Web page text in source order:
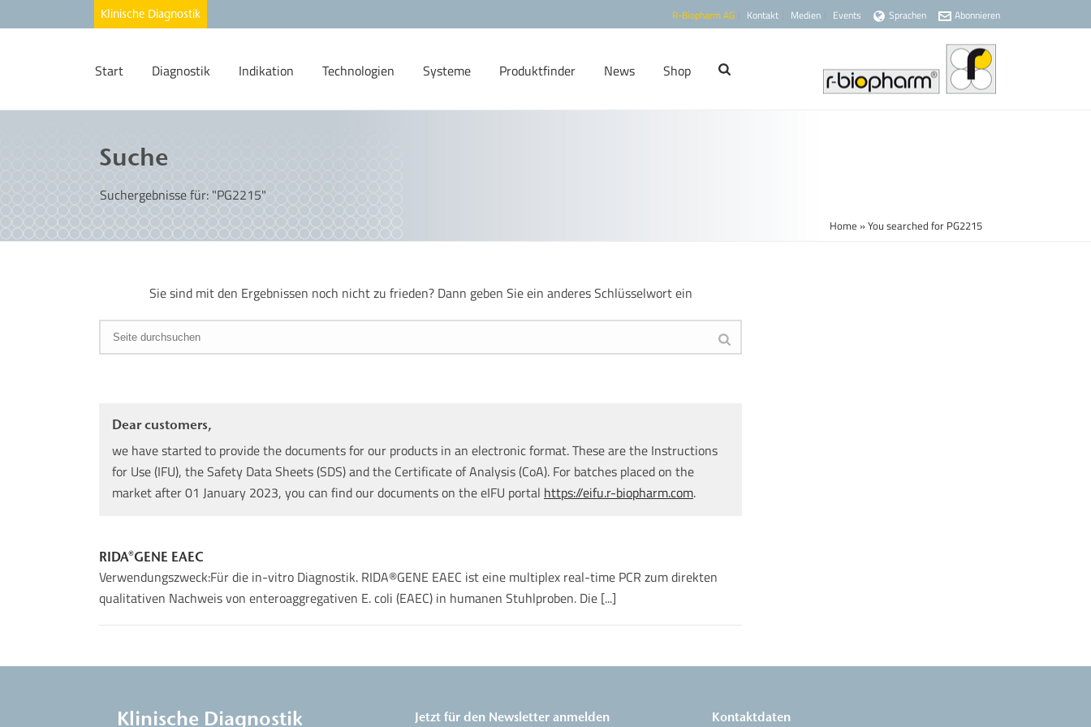
R-Biopharm AG Kontakt Medien Events Sprachen Abonnieren
Start Diagnostik Indikation Technologien Systeme Produktfinder News Shop
Suche
Suchergebnisse für: "PG2215"
Home »You searched for PG2215
Sie sind mit den Ergebnissen noch nicht zu frieden? Dann geben Sie ein anderes Schlüsselwort ein
Dear customers,
we have started to provide the documents for our products in an electronic format. These are the Instructions
for Use (IFU), the Safety Data Sheets (SDS) and the Certificate of Analysis (CoA). For batches placed on the
market after 01 January 2023, you can find our documents on the eIFU portal https://eifu.r-biopharm.com.
RIDA®GENE EAEC
Verwendungszweck:Für die in-vitro Diagnostik. RIDA®GENE EAEC ist eine multiplex real-time PCR zum direkten
qualitativen Nachweis von enteroaggregativen E. coli (EAEC) in humanen Stuhlproben. Die [...]
Klinische Diagnostik Jetzt für den Newsletter anmelden Kontaktdaten